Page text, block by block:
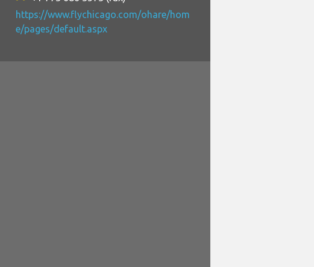
https://www.flychicago.com/ohare/hom
e/pages/default.aspx